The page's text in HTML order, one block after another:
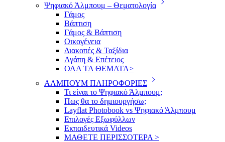
Ψηφιακό Άλμπουμ – Θεματολογία
Γάμος
Βάπτιση
Γάμος & Βάπτιση
Οικογένεια
Διακοπές & Ταξίδια
Αγάπη & Επέτειος
ΟΛΑ ΤΑ ΘΕΜΑΤΑ>
ΑΛΜΠΟΥΜ ΠΛΗΡΟΦΟΡΙΕΣ
Τι είναι το Ψηφιακό Άλμπουμ;
Πως θα το δημιουργήσω;
Layflat Photobook vs Ψηφιακό Άλμπουμ
Επιλογές Εξωφύλλων
Εκπαιδευτικά Videos
ΜΑΘΕΤΕ ΠΕΡΙΣΣΟΤΕΡΑ >